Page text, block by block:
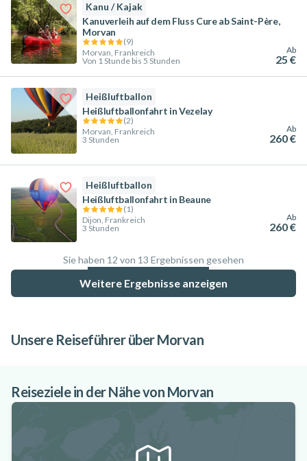
Kanu / Kajak
Kanuverleih auf dem Fluss Cure ab Saint-Père,
Morvan
(9)
Morvan, Frankreich
Von 1 Stunde bis 5 Stunden
Ab
25 €
Heißluftballon
Heißluftballonfahrt in Vezelay
(2)
Morvan, Frankreich
3 Stunden
Ab
260 €
Heißluftballon
Heißluftballonfahrt in Beaune
(1)
Dijon, Frankreich
3 Stunden
Ab
260 €
Sie haben 12 von 13 Ergebnissen gesehen
92.3
Weitere Ergebnisse anzeigen
Unsere Reiseführer über Morvan
Hydrospeed
Reiseziele in der Nähe von Morvan